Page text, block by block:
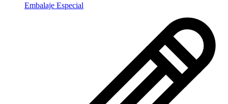
Embalaje Especial